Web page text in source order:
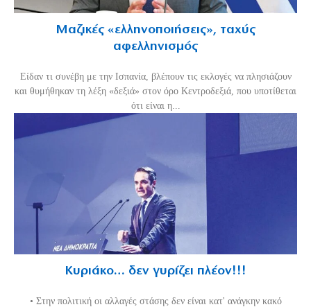
Μαζικές «ελληνοποιήσεις», ταχύς
αφελληνισμός
Είδαν τι συνέβη με την Ισπανία, βλέπουν τις εκλογές να πλησιάζουν
και θυμήθηκαν τη λέξη «δεξιά» στον όρο Κεντροδεξιά, που υποτίθεται
ότι είναι η...
Κυριάκο… δεν γυρίζει πλέον!!!
• Στην πολιτική οι αλλαγές στάσης δεν είναι κατ' ανάγκην κακό